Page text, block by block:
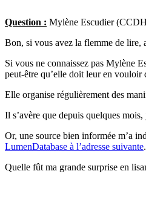
Question : Mylène Escudier
Bon, si vous avez la flemme de lire,
Si vous ne connaissez pas Mylène
peut-être qu’elle doit leur en vouloir
Elle organise régulièrement des
Il s’avère que depuis quelques
Or, une source bien informée m’a
LumenDatabase à l’adresse suivante.
Quelle fût ma grande surprise en